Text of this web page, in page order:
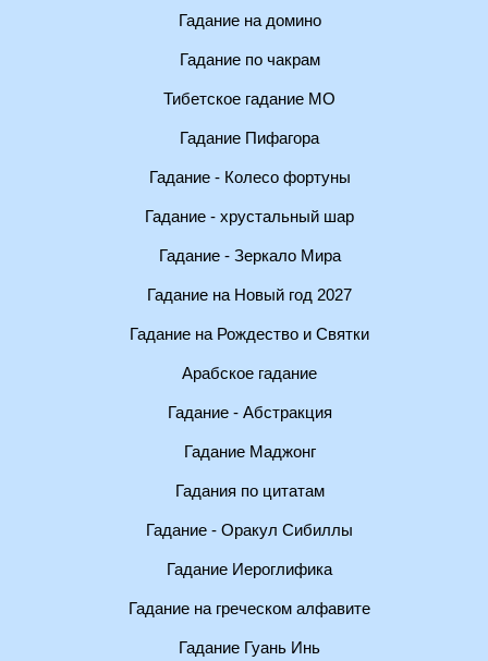
Гадание на домино
Гадание по чакрам
Тибетское гадание МО
Гадание Пифагора
Гадание - Колесо фортуны
Гадание - хрустальный шар
Гадание - Зеркало Мира
Гадание на Новый год 2027
Гадание на Рождество и Святки
Арабское гадание
Гадание - Абстракция
Гадание Маджонг
Гадания по цитатам
Гадание - Оракул Сибиллы
Гадание Иероглифика
Гадание на греческом алфавите
Гадание Гуань Инь